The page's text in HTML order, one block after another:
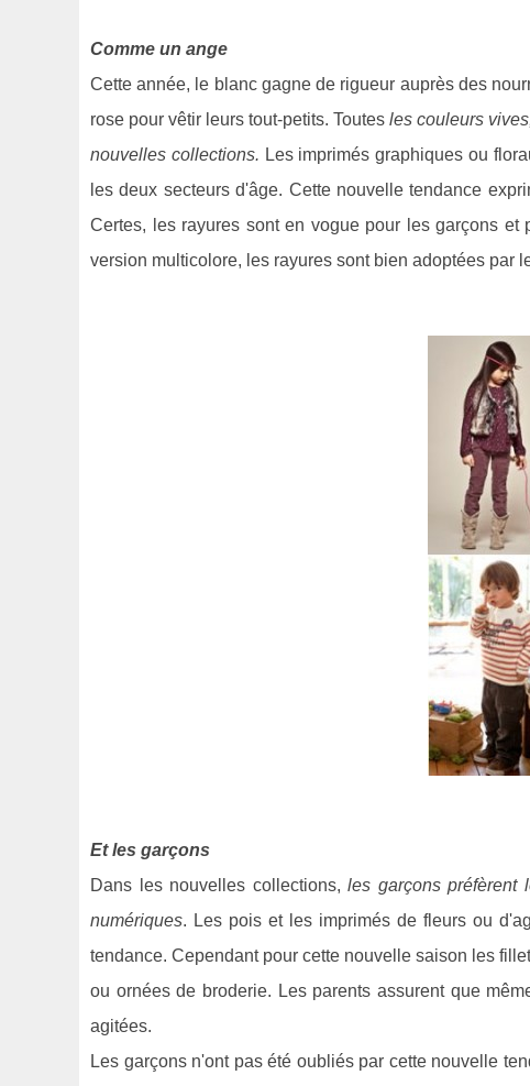
Comme un ange
Cette année, le blanc gagne de rigueur auprès des
rose pour vêtir leurs tout-petits. Toutes les couleurs
nouvelles collections. Les imprimés graphiques ou
les deux secteurs d'âge. Cette nouvelle tendance
Certes, les rayures sont en vogue pour les garçons
version multicolore, les rayures sont bien adoptées par
Et les garçons
Dans les nouvelles collections, les garçons préfèrent
numériques. Les pois et les imprimés de fleurs ou
tendance. Cependant pour cette nouvelle saison les
ou ornées de broderie. Les parents assurent que
agitées.
Les garçons n'ont pas été oubliés par cette nouvelle